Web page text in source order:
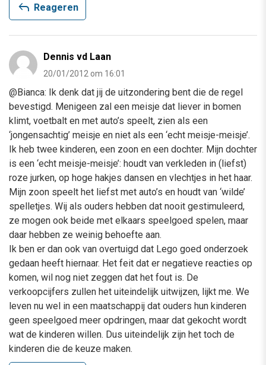
reply Reageren
Dennis vd Laan
20/01/2012 om 16:01
@Bianca: Ik denk dat jij de uitzondering bent die de regel
bevestigd. Menigeen zal een meisje dat liever in bomen
klimt, voetbalt en met auto’s speelt, zien als een
‘jongensachtig’ meisje en niet als een ‘echt meisje-meisje’.
Ik heb twee kinderen, een zoon en een dochter. Mijn dochter
is een ‘echt meisje-meisje’: houdt van verkleden in (liefst)
roze jurken, op hoge hakjes dansen en vlechtjes in het haar.
Mijn zoon speelt het liefst met auto’s en houdt van ‘wilde’
spelletjes. Wij als ouders hebben dat nooit gestimuleerd,
ze mogen ook beide met elkaars speelgoed spelen, maar
daar hebben ze weinig behoefte aan.
Ik ben er dan ook van overtuigd dat Lego goed onderzoek
gedaan heeft hiernaar. Het feit dat er negatieve reacties op
komen, wil nog niet zeggen dat het fout is. De
verkoopcijfers zullen het uiteindelijk uitwijzen, lijkt me. We
leven nu wel in een maatschappij dat ouders hun kinderen
geen speelgoed meer opdringen, maar dat gekocht wordt
wat de kinderen willen. Dus uiteindelijk zijn het toch de
kinderen die de keuze maken.